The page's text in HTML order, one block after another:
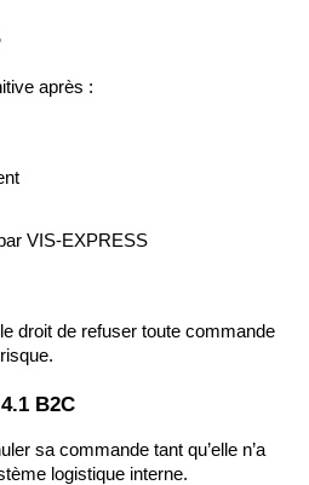
après :
VIS-EXPRESS
droit de refuser toute commande
4.1 B2C
sa commande tant qu’elle n’a
logistique interne.